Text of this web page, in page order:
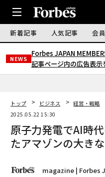
新着記事 人気記事 会
NEWS
Forbes JAPAN
記事ページ内の広告表
トップ ビジネス 経営・戦略
2025.05.22 15:30
原子力発電でAI時
たアマゾンの大き
magazine | Forbes